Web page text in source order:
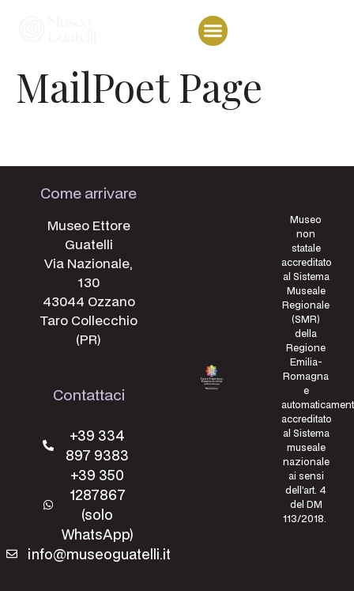
MailPoet Page
Come arrivare
Museo Ettore
Guatelli
Via Nazionale,
130
43044 Ozzano
Taro Collecchio
(PR)
Contattaci
+39 334
897 9383
+39 350
1287867
(solo
WhatsApp)
info@museoguatelli.it
Museo
non
statale
accreditato
al Sistema
Museale
Regionale
(SMR)
della
Regione
Emilia-
Romagna
e
accreditato
al Sistema
museale
nazionale
ai sensi
dell’art. 4
del DM
113/2018.